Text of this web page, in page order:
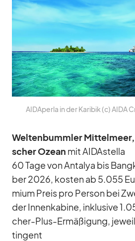
AID­A­perla in der Ka­ri­bik (c) AIDA
Wel­ten­bumm­ler
scher Ozean mit AID­A­stella
60 Tage von An­ta­lya bis
ber 2026, kos­ten ab 5.055
mium Preis pro Per­son bei
der In­nen­ka­bine, in­klu­sive
cher-Plus-Er­mä­ßi­gung,
tin­gent